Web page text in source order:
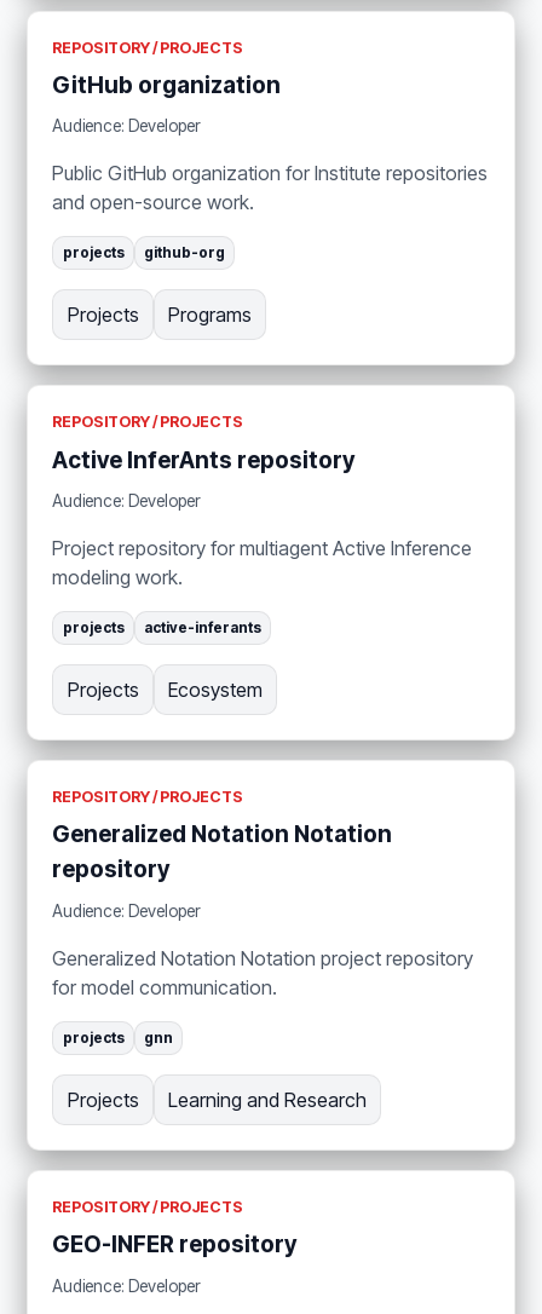
REPOSITORY / PROJECTS
GitHub organization
Audience: Developer
Public GitHub organization for Institute repositories
and open-source work.
projects github-org
Projects Programs
REPOSITORY / PROJECTS
Active InferAnts repository
Audience: Developer
Project repository for multiagent Active Inference
modeling work.
projects active-inferants
Projects Ecosystem
REPOSITORY / PROJECTS
Generalized Notation Notation
repository
Audience: Developer
Generalized Notation Notation project repository
for model communication.
projects gnn
Projects Learning and Research
REPOSITORY / PROJECTS
GEO-INFER repository
Audience: Developer